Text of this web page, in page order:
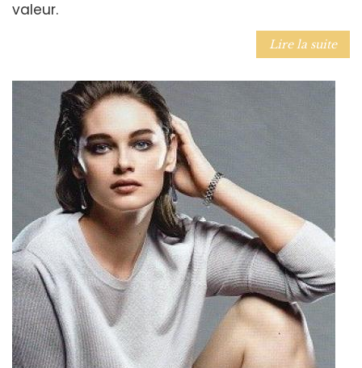
valeur.
Lire la suite